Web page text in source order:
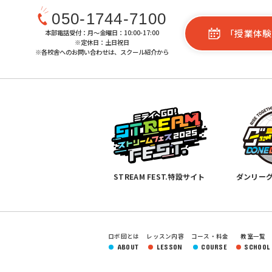
050-1744-7100
本部電話受付：月〜金曜日：10:00-17:00
※定休日：土日祝日
※各校舎へのお問い合わせは、スクール紹介から
「授業体
STREAM FEST.特設サイト ダンリー
ロボ団とは
ABOUT
レッスン内容
LESSON
コース・料金
COURSE
教室一覧
SCHOOL